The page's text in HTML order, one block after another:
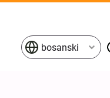
bosanski